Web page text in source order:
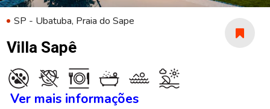
SP - Ubatuba, Praia do Sape
Villa Sapê
Ver mais informações